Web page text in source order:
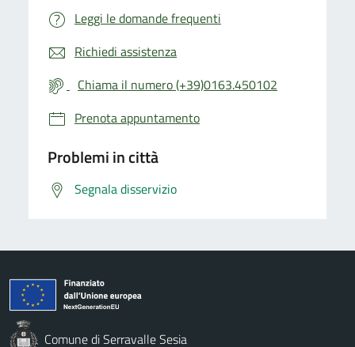
Leggi le domande frequenti
Richiedi assistenza
Chiama il numero (+39)0163.450102
Prenota appuntamento
Problemi in città
Segnala disservizio
Comune di Serravalle Sesia